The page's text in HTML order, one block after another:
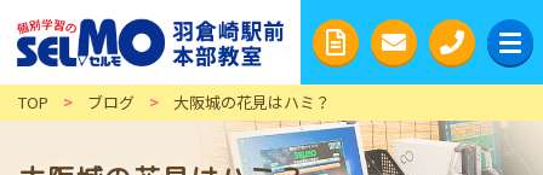
TOP > ブログ > 大阪城の花見はハミ？